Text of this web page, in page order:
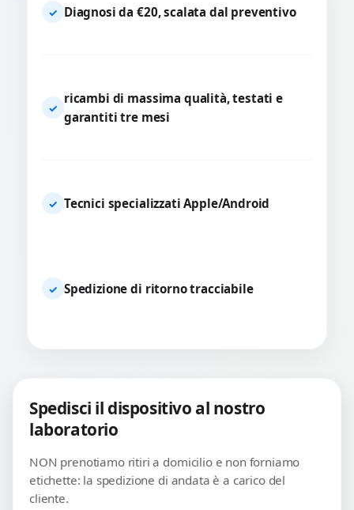
✓ Diagnosi da €20, scalata dal preventivo
✓
ricambi di massima qualità, testati e
garantiti tre mesi
✓ Tecnici specializzati Apple/Android
✓ Spedizione di ritorno tracciabile
Spedisci il dispositivo al nostro
laboratorio
NON prenotiamo ritiri a domicilio e non forniamo
etichette: la spedizione di andata è a carico del
cliente.